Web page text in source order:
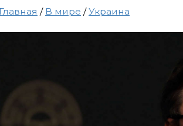
Главная / В мире /Украина